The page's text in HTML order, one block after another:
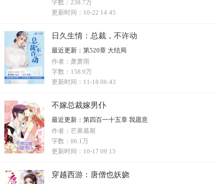
字数： 238.7万
更新时间： 10-22 14:45
日久生情：总裁，不许动
最近更新：
第520章 大结局
作者： 萧萧雨
字数： 158.9万
更新时间： 11-18 06:43
不嫁总裁嫁男仆
最近更新： 第四百一十五章 我愿意
作者： 芒果慕斯
字数： 86.1万
更新时间： 10-17 09:15
穿越西游：唐僧也妖娆